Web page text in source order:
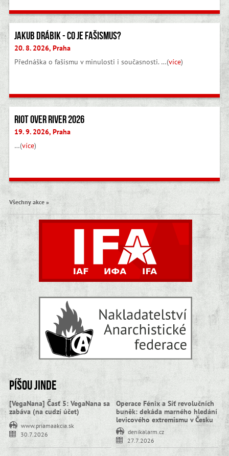
Jakub Drábik - Co je fašismus?
20. 8. 2026, Praha
Přednáška o fašismu v minulosti i současnosti. …(více)
Riot Over River 2026
19. 9. 2026, Praha
…(více)
Všechny akce »
Píšou jinde
[VegaNana] Časť 5: VegaNana sa
zabáva (na cudzí účet)
www.priamaakcia.sk
30.7.2026
Operace Fénix a Síť revolučních
buněk: dekáda marného hledání
levicového extremismu v Česku
denikalarm.cz
27.7.2026